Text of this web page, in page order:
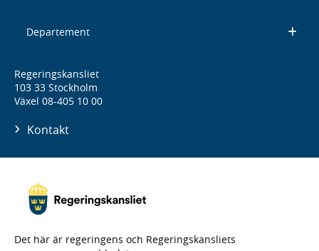
Departement
Regeringskansliet
103 33 Stockholm
Växel 08-405 10 00
Kontakt
Det här är regeringens och Regeringskansliets